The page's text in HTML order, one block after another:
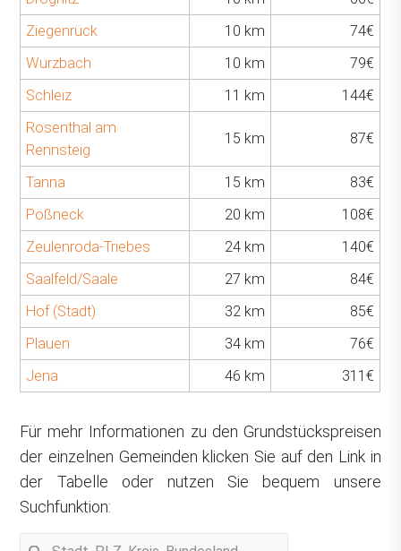
Ziegenrück
10 km
74€
Wurzbach
10 km
79€
Schleiz
11 km
144€
Rosenthal am
Rennsteig
15 km 87€
Tanna 15 km
83€
Pößneck
20 km
108€
Zeulenroda-Triebes
24 km
140€
Saalfeld/Saale
27 km
84€
Hof (Stadt)
32 km
85€
Plauen
34 km
76€
Jena
46 km 311€
Für mehr Informationen zu den Grundstückspreisen
der einzelnen Gemeinden klicken Sie auf den Link in
der Tabelle oder nutzen Sie bequem unsere
Suchfunktion: